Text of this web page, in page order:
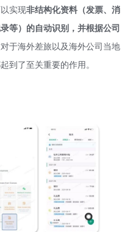
实现非结构化资料 （发票、消
等）的自动识别， 并根据公司
于海外差旅以及海外公司当地
到了至关重要的作用。